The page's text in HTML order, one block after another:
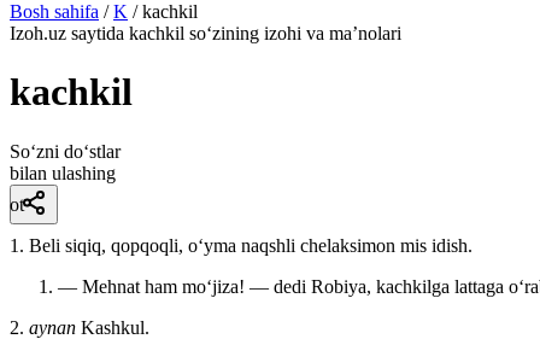
Bosh sahifa / K / kachkil
Izoh.uz saytida kachkil so‘zining izohi va ma’nolari
kachkil
So‘zni do‘stlar
bilan ulashing
ot
1. Beli siqiq, qopqoqli, oʻyma naqshli chelaksimon mis idish.
— Mehnat ham moʻjiza! — dedi Robiya, kachkilga lattaga
2. aynan Kashkul.